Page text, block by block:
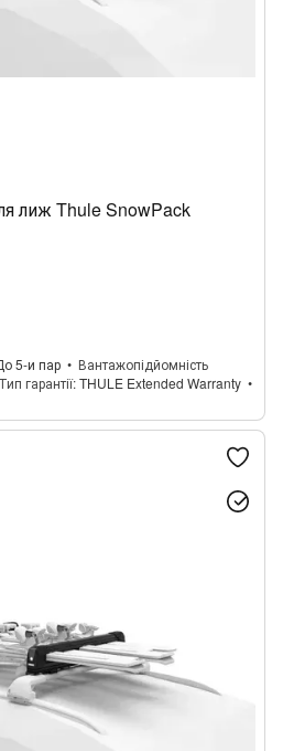
лиж Thule SnowPack
5-и пар
Вантажопідйомність
Тип гарантії THULE Extended Warranty